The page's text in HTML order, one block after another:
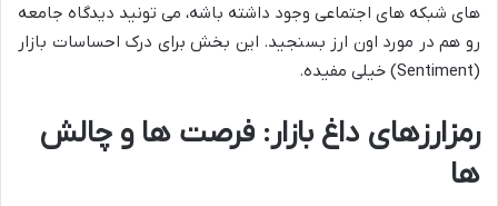
های شبکه های اجتماعی وجود داشته باشه، می تونید دیدگاه جامعه
رو هم در مورد اون ارز بسنجید. این بخش برای درک احساسات بازار
(Sentiment) خیلی مفیده.
رمزارزهای داغ بازار: فرصت ها و چالش
ها